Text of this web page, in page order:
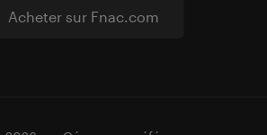
Acheter sur Fnac.com